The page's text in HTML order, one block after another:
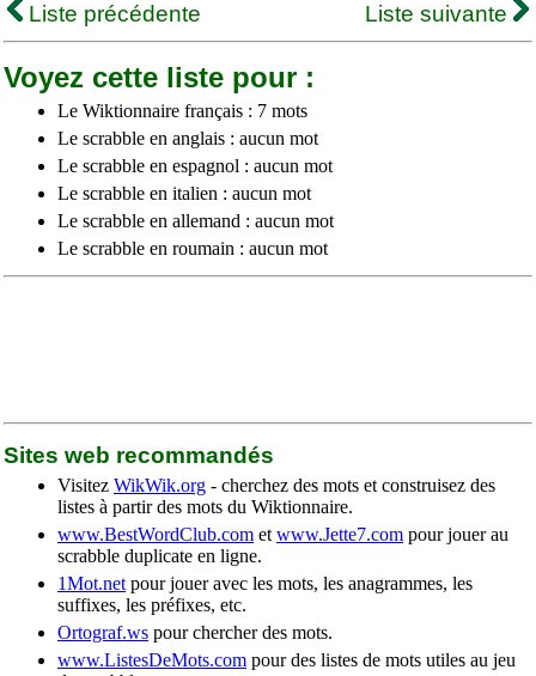
Liste précédente
Liste suivante
Voyez cette liste pour :
Le Wiktionnaire français : 7 mots
Le scrabble en anglais : aucun mot
Le scrabble en espagnol : aucun mot
Le scrabble en italien : aucun mot
Le scrabble en allemand : aucun mot
Le scrabble en roumain : aucun mot
Sites web recommandés
Visitez WikWik.org - cherchez des mots et construisez des
listes à partir des mots du Wiktionnaire.
www.BestWordClub.com et www.Jette7.com pour jouer au
scrabble duplicate en ligne.
1Mot.net pour jouer avec les mots, les anagrammes, les
suffixes, les préfixes, etc.
Ortograf.ws pour chercher des mots.
www.ListesDeMots.com pour des listes de mots utiles au jeu